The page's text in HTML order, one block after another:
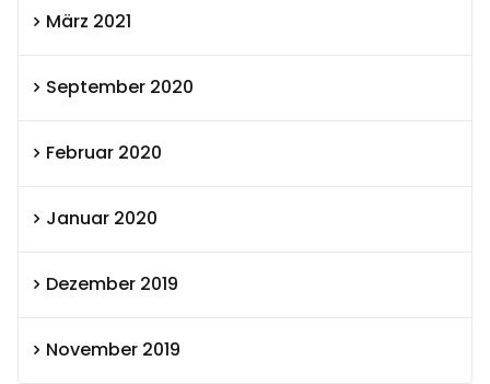
März 2021
September 2020
Februar 2020
Januar 2020
Dezember 2019
November 2019